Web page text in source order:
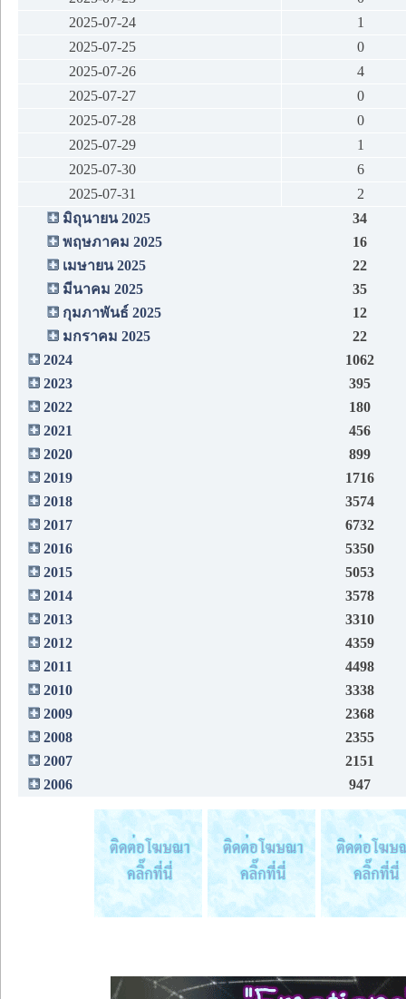
2025-07-24
1
2025-07-25
0
2025-07-26
4
2025-07-27
0
2025-07-28
0
2025-07-29
1
2025-07-30
6
2025-07-31
2
มิถุนายน 2025
34
พฤษภาคม 2025
16
เมษายน 2025
22
มีนาคม 2025
35
กุมภาพันธ์ 2025
12
มกราคม 2025
22
2024
1062
2023
395
2022
180
2021
456
2020
899
2019
1716
2018
3574
2017
6732
2016
5350
2015
5053
2014
3578
2013
3310
2012
4359
2011
4498
2010
3338
2009
2368
2008
2355
2007
2151
2006
947